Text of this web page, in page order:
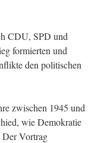
CDU, SPD und
formierten und
den politischen
zwischen 1945 und
wie Demokratie
Vortrag